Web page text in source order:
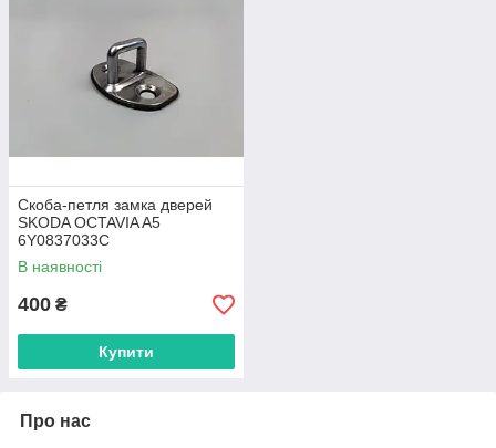
Скоба-петля замка дверей
SKODA OCTAVIA A5
6Y0837033C
В наявності
400 ₴
Купити
Про нас